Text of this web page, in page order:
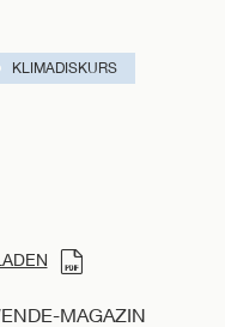
KLIMADISKURS
MAGAZIN